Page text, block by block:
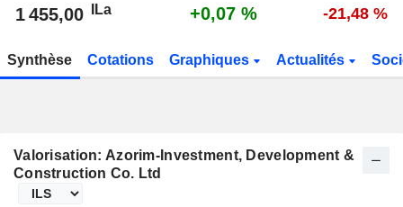
1 455,00 ILa +0,07 % -21,48 %
Synthèse Cotations Graphiques Actualités
Valorisation: Azorim-Investment, Development &
Construction Co. Ltd